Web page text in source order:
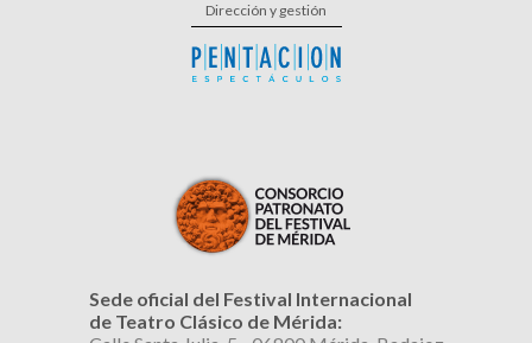
Dirección y gestión
Sede oficial del Festival Internacional
de Teatro Clásico de Mérida: